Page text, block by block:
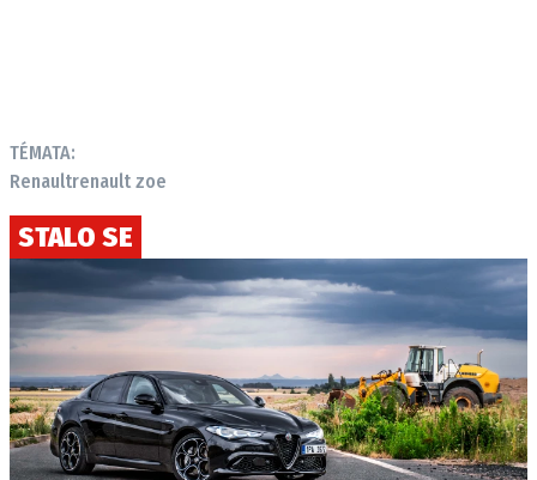
TÉMATA:
Renaultrenault zoe
STALO SE